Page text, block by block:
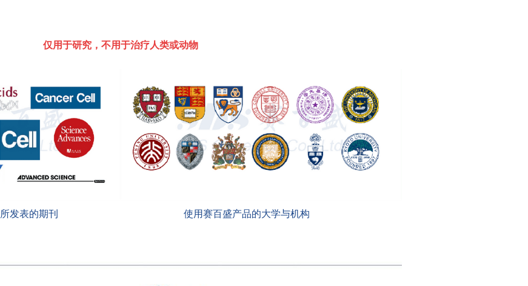
仅用于研究，不用于治疗人类或动物
发表的期刊 使用赛百盛产品的大学与机构